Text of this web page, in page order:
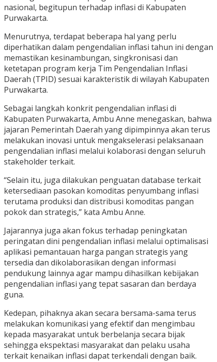
nasional, begitupun terhadap inflasi di Kabupaten
Purwakarta.
Menurutnya, terdapat beberapa hal yang perlu
diperhatikan dalam pengendalian inflasi tahun ini dengan
memastikan kesinambungan, singkronisasi dan
ketetapan program kerja Tim Pengendalian Inflasi
Daerah (TPID) sesuai karakteristik di wilayah Kabupaten
Purwakarta.
Sebagai langkah konkrit pengendalian inflasi di
Kabupaten Purwakarta, Ambu Anne menegaskan, bahwa
jajaran Pemerintah Daerah yang dipimpinnya akan terus
melakukan inovasi untuk mengakselerasi pelaksanaan
pengendalian inflasi melalui kolaborasi dengan seluruh
stakeholder terkait.
“Selain itu, juga dilakukan penguatan database terkait
ketersediaan pasokan komoditas penyumbang inflasi
terutama produksi dan distribusi komoditas pangan
pokok dan strategis,” kata Ambu Anne.
Jajarannya juga akan fokus terhadap peningkatan
peringatan dini pengendalian inflasi melalui optimalisasi
aplikasi pemantauan harga pangan strategis yang
tersedia dan dikolaborasikan dengan informasi
pendukung lainnya agar mampu dihasilkan kebijakan
pengendalian inflasi yang tepat sasaran dan berdaya
guna.
Kedepan, pihaknya akan secara bersama-sama terus
melakukan komunikasi yang efektif dan mengimbau
kepada masyarakat untuk berbelanja secara bijak
sehingga ekspektasi masyarakat dan pelaku usaha
terkait kenaikan inflasi dapat terkendali dengan baik.